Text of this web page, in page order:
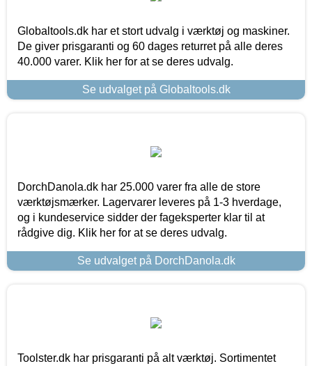
Globaltools.dk har et stort udvalg i værktøj og maskiner.
De giver prisgaranti og 60 dages returret på alle deres
40.000 varer. Klik her for at se deres udvalg.
Se udvalget på Globaltools.dk
DorchDanola.dk har 25.000 varer fra alle de store
værktøjsmærker. Lagervarer leveres på 1-3 hverdage,
og i kundeservice sidder der fageksperter klar til at
rådgive dig. Klik her for at se deres udvalg.
Se udvalget på DorchDanola.dk
Toolster.dk har prisgaranti på alt værktøj. Sortimentet